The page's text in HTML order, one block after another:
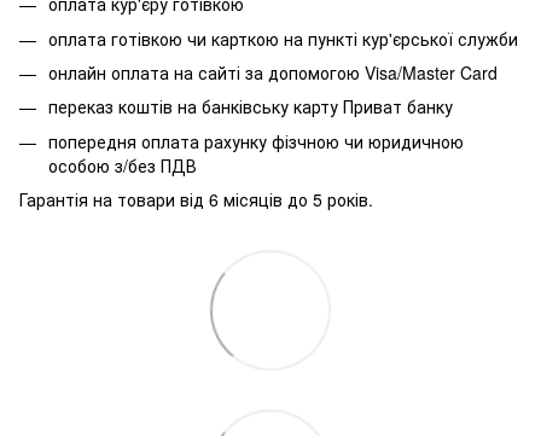
оплата готівкою чи карткою на пункті кур'єрської служби
онлайн оплата на сайті за допомогою Visa/Master Card
переказ коштів на банківську карту Приват банку
попередня оплата рахунку фізчною чи юридичною
особою з/без ПДВ
Гарантія на товари від 6 місяців до 5 років.